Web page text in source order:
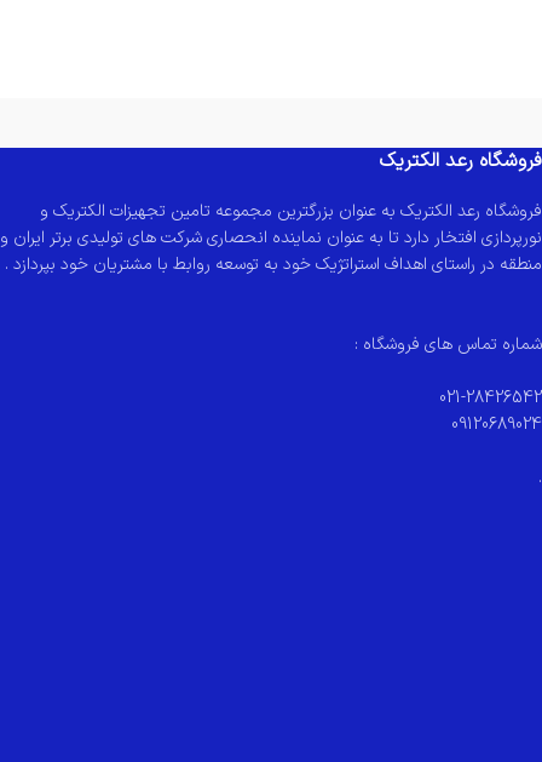
فروشگاه رعد الکتریک
فروشگاه رعد الکتریک به عنوان بزرگترین مجموعه تامین تجهیزات الکتریک و
نورپردازی افتخار دارد تا به عنوان نماینده انحصاری شرکت های تولیدی برتر ایران و
منطقه در راستای اهداف استراتژیک خود به توسعه روابط با مشتریان خود بپردازد .
شماره تماس های فروشگاه :
021-28426542
09120689024
.